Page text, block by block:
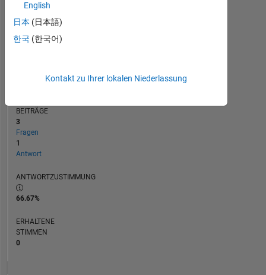
RANG
of
REPUTATION
BEITRÄGE
3
Fragen
1
Antwort
ANTWORTZUSTIMMUNG
66.67%
ERHALTENE
STIMMEN
0
English
日本 (日本語)
한국 (한국어)
Kontakt zu Ihrer lokalen Niederlassung